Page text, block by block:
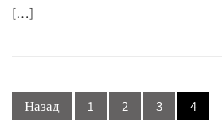
[…]
Пагинация
записей
Назад 1 2 3 4